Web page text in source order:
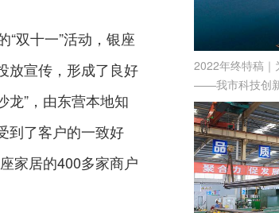
双十一”活动，银座
放宣传，形成了良好
龙”，由东营本地知
到了客户的一致好
家居的400多家商户
2022年终特稿｜
——我市科技创